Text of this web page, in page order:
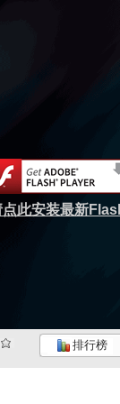
点此安装最新
排行榜